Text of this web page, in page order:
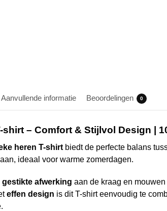
Aanvullende informatie Beoordelingen 0
shirt – Comfort & Stijlvol Design |
heren T-shirtbiedt de perfecte balans
ideaal voor warme zomerdagen.
gestikte afwerking aan de kraag en
effen design is dit T-shirt eenvoudig te